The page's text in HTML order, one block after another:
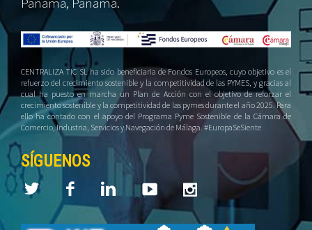
CENTRALIZA TIC SL ha sido beneficiaria de Fondos Europeos, cuyo objetivo es el
refuerzo del crecimiento sostenible y la competitividad de las PYMES, y gracias al
cual ha puesto en marcha un Plan de Acción con el objetivo de reforzar el
crecimiento sostenible y la competitividad de las pymes durante el año 2025. Para
ello ha contado con el apoyo del Programa Pyme Sostenible de la Cámara de
Comercio, Industria, Servicios y Navegación de Málaga. #EuropaSeSiente
SÍGUENOS